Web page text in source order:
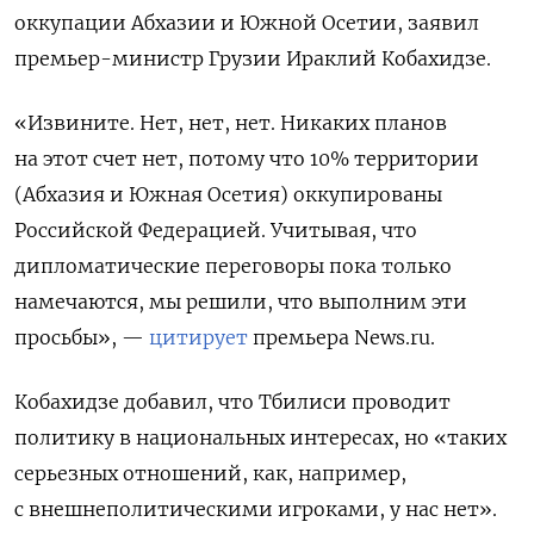
оккупации Абхазии и Южной Осетии, заявил
премьер-министр Грузии Ираклий Кобахидзе.
«Извините. Нет, нет, нет. Никаких планов
на этот счет нет, потому что 10% территории
(Абхазия и Южная Осетия) оккупированы
Российской Федерацией. Учитывая, что
дипломатические переговоры пока только
намечаются, мы решили, что выполним эти
просьбы», — цитирует премьера News.ru.
Кобахидзе добавил, что Тбилиси проводит
политику в национальных интересах, но «таких
серьезных отношений, как, например,
с внешнеполитическими игроками, у нас нет».